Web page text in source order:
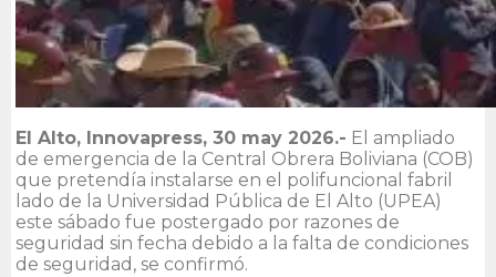
El Alto, Innovapress, 30 may 2026.- El ampliado
de emergencia de la Central Obrera Boliviana (COB)
que pretendía instalarse en el polifuncional fabril
lado de la Universidad Pública de El Alto (UPEA)
este sábado fue postergado por razones de
seguridad sin fecha debido a la falta de condiciones
de seguridad, se confirmó.